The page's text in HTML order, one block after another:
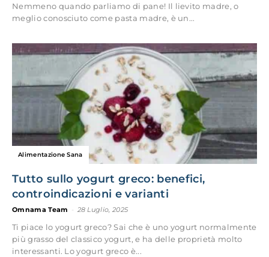
Nemmeno quando parliamo di pane! Il lievito madre, o
meglio conosciuto come pasta madre, è un...
Alimentazione Sana
Tutto sullo yogurt greco: benefici,
controindicazioni e varianti
Omnama Team 28 Luglio, 2025
Ti piace lo yogurt greco? Sai che è uno yogurt normalmente
più grasso del classico yogurt, e ha delle proprietà molto
interessanti. Lo yogurt greco è...